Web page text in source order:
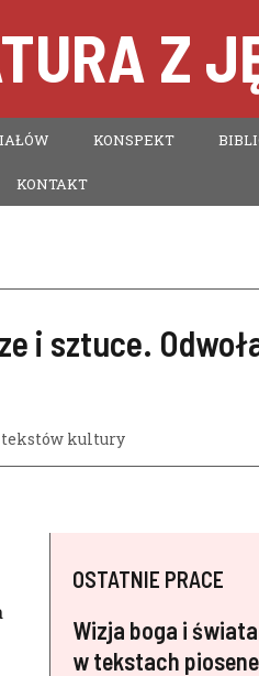
Z
KONSPEKT
KONTAKT
i sztuce.
tekstów kultury
OSTATNIE PRACE
Wizja boga i
w tekstach